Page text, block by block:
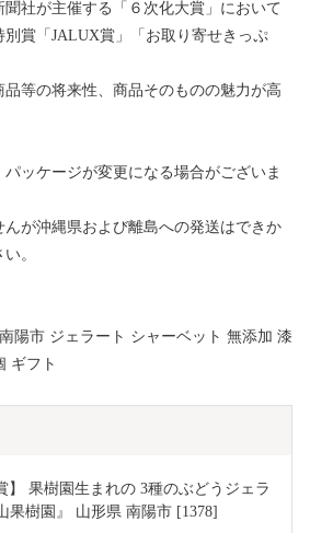
聞社が主催する「６次化大賞」において
別賞「JALUX賞」「お取り寄せきっぷ
等の将来性、商品そのものの魅力が高
ッケージが変更になる場合がございま
が沖縄県および離島への発送はできか
。
陽市 ジェラート シャーベット 無添加 漆
ギフト
】 果樹園生まれの 3種のぶどうジェラ
果樹園』 山形県 南陽市 [1378]